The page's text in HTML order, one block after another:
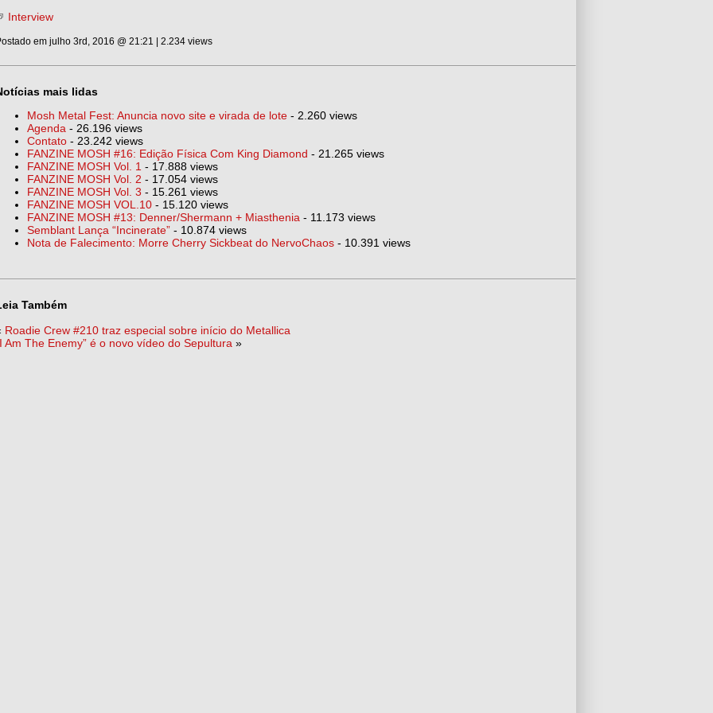
Interview
em julho 3rd, 2016 @ 21:21 | 2.234 views
mais lidas
Mosh Metal Fest: Anuncia novo site e virada de lote - 2.260 views
Agenda - 26.196 views
Contato - 23.242 views
FANZINE MOSH #16: Edição Física Com King Diamond - 21.265 views
FANZINE MOSH Vol. 1 - 17.888 views
FANZINE MOSH Vol. 2 - 17.054 views
FANZINE MOSH Vol. 3 - 15.261 views
FANZINE MOSH VOL.10 - 15.120 views
FANZINE MOSH #13: Denner/Shermann + Miasthenia - 11.173 views
Semblant Lança “Incinerate” - 10.874 views
Nota de Falecimento: Morre Cherry Sickbeat do NervoChaos - 10.391 views
Também
Roadie Crew #210 traz especial sobre início do Metallica
Am The Enemy” é o novo vídeo do Sepultura »